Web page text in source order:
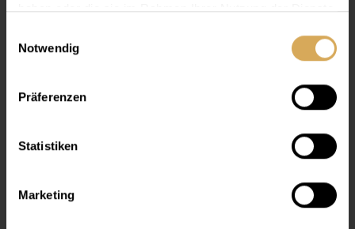
haben oder die sie im Rahmen Ihrer Nutzung der Dienste
Notwendig
Präferenzen
Statistiken
Marketing
Lensy Daily Comfort Multifocal (30P) Low